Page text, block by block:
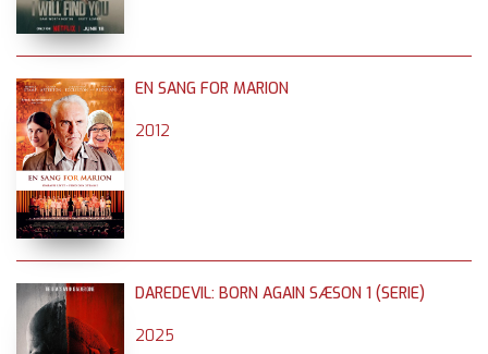
EN SANG FOR MARION
2012
DAREDEVIL: BORN AGAIN SÆSON 1 (SERIE)
2025